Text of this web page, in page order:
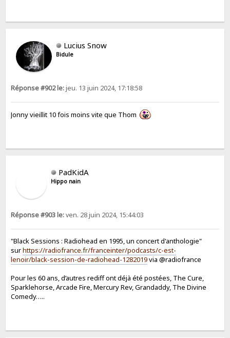
Lucius Snow
Bidule
Réponse #902 le:jeu. 13 juin 2024, 17:18:58
Jonny vieillit 10 fois moins vite que Thom
PadKidA
Hippo nain
Réponse #903 le:ven. 28 juin 2024, 15:44:03
"Black Sessions : Radiohead en 1995, un concert d'anthologie"
surhttps://radiofrance.fr/franceinter/podcasts/c-est-
lenoir/black-session-de-radiohead-1282019via @radiofrance
Pour les 60 ans, d’autres rediff ont déjà été postées, The Cure,
Sparklehorse, Arcade Fire, Mercury Rev, Grandaddy, The Divine
Comedy…..